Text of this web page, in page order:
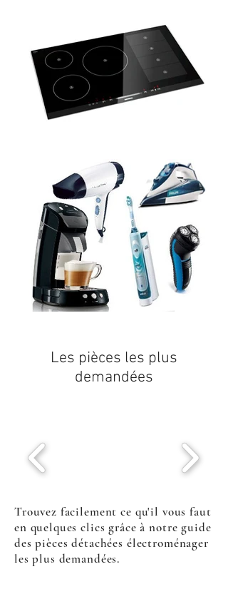
Les pièces les plus
demandées
Trouvez facilement ce qu'il vous faut
en quelques clics grâce à notre guide
des pièces détachées électroménager
les plus demandées.